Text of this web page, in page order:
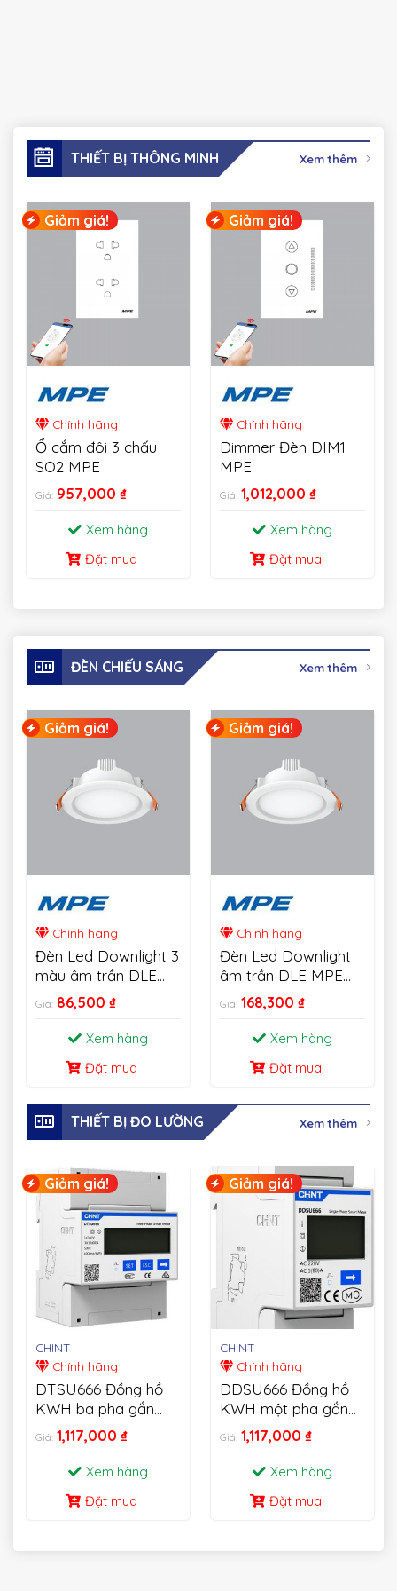
THIẾT BỊ THÔNG MINH Xem thêm
Giảm giá!
Chính hãng
Ổ cắm đôi 3 chấu
SO2 MPE
Giá: 957,000 ₫
Xem hàng
Đặt mua
Giảm giá!
Chính hãng
Dimmer Đèn DIM1
MPE
Giá: 1,012,000 ₫
Xem hàng
Đặt mua
ĐÈN CHIẾU SÁNG Xem thêm
Giảm giá!
Chính hãng
Đèn Led Downlight 3
màu âm trần DLE
MPE 6W-18W
Giá: 86,500 ₫
Xem hàng
Đặt mua
Giảm giá!
Chính hãng
Đèn Led Downlight
âm trần DLE MPE
18W
Giá: 168,300 ₫
Xem hàng
Đặt mua
THIẾT BỊ ĐO LƯỜNG Xem thêm
Giảm giá!
CHINT
Chính hãng
DTSU666 Đồng hồ
KWH ba pha gắn
trên thanh Din
Giá: 1,117,000 ₫
Xem hàng
Đặt mua
Giảm giá!
CHINT
Chính hãng
DDSU666 Đồng hồ
KWH một pha gắn
trên thanh Din
Giá: 1,117,000 ₫
Xem hàng
Đặt mua